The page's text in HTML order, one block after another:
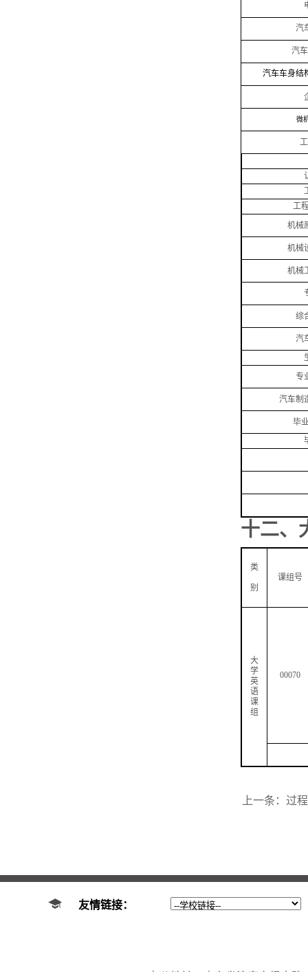
汽
汽
汽车车身结
微
工
机械
机械
机械
综
汽
专
汽车制
毕
十二、
类
别
课组号
大
学
英
语
课
组
00070
上一条： 过
友情链接：